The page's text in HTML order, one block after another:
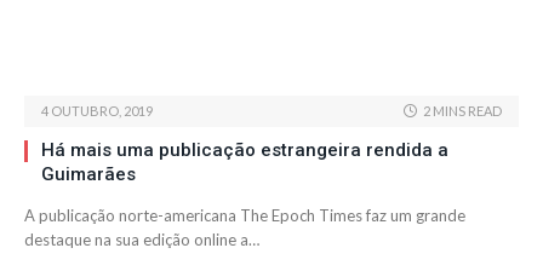
4 OUTUBRO, 2019 2 MINS READ
Há mais uma publicação estrangeira rendida a
Guimarães
A publicação norte-americana The Epoch Times faz um grande
destaque na sua edição online a…